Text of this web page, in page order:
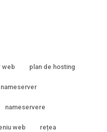
web plan de hosting
nameservere
web rețea